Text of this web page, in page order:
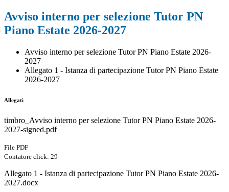
Avviso interno per selezione Tutor PN
Piano Estate 2026-2027
Avviso interno per selezione Tutor PN Piano Estate 2026-
2027
Allegato 1 - Istanza di partecipazione Tutor PN Piano Estate
2026-2027
Allegati
timbro_Avviso interno per selezione Tutor PN Piano Estate 2026-
2027-signed.pdf
File PDF
Contatore click: 29
Allegato 1 - Istanza di partecipazione Tutor PN Piano Estate 2026-
2027.docx